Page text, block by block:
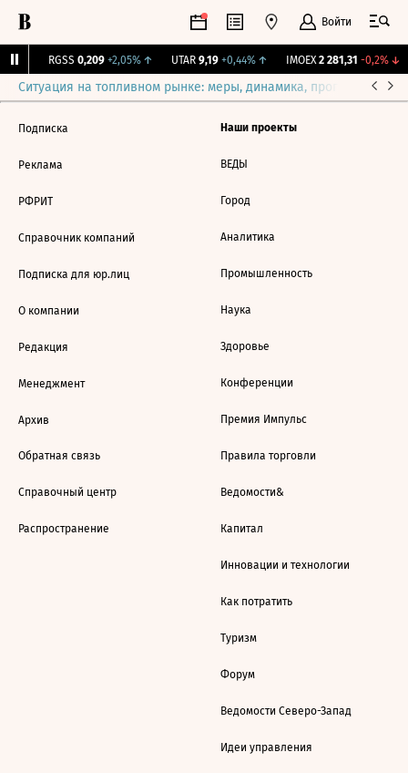
Войти
RGSS 0,209 +2,05%↑ UTAR 9,19 +0,44%↑ IMOEX 2 281,31 -0,2%↓
Ситуация на топливном рынке: меры, динамика, прогнозы
Подписка
Реклама
РФРИТ
Справочник компаний
Подписка для юр.лиц
О компании
Редакция
Менеджмент
Архив
Обратная связь
Справочный центр
Распространение
Наши проекты
ВЕДЫ
Город
Аналитика
Промышленность
Наука
Здоровье
Конференции
Премия Импульс
Правила торговли
Ведомости&
Капитал
Инновации и технологии
Как потратить
Туризм
Форум
Ведомости Северо-Запад
Идеи управления